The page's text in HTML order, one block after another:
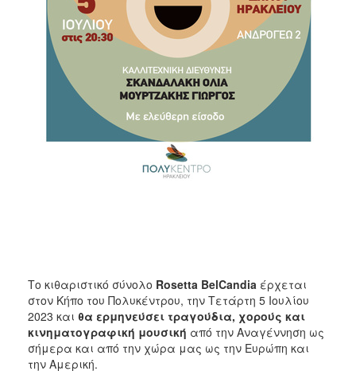
Το κιθαριστικό σύνολο Rosetta BelCandia έρχεται
στον Κήπο του Πολυκέντρου, την Τετάρτη 5 Ιουλίου
2023 και θα ερμηνεύσει τραγούδια, χορούς και
κινηματογραφική μουσική από την Αναγέννηση ως
σήμερα και από την χώρα μας ως την Ευρώπη και
την Αμερική.